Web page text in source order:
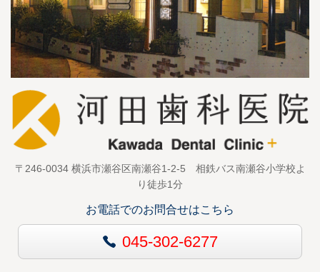
〒246-0034 横浜市瀬谷区南瀬谷1-2-5 相鉄バス南瀬谷小学校よ
り徒歩1分
お電話でのお問合せはこちら
045-302-6277